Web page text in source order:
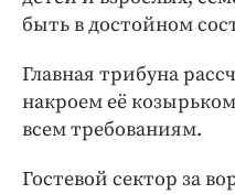
быть в достойном
Главная трибуна
накроем её
всем требованиям.
Гостевой сектор за